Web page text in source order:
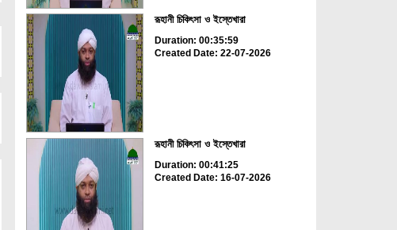
রূহানী চিকিৎসা ও ইস্তেখারা
Duration: 00:35:59
Created Date: 22-07-2026
রূহানী চিকিৎসা ও ইস্তেখারা
Duration: 00:41:25
Created Date: 16-07-2026